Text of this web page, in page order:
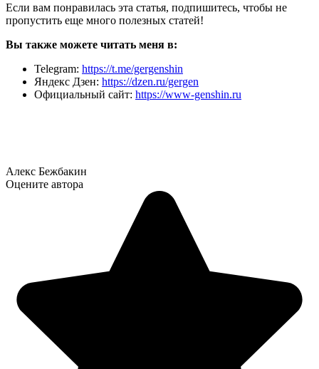
Если вам понравилась эта статья, подпишитесь, чтобы не
пропустить еще много полезных статей!
Вы также можете читать меня в:
Telegram: https://t.me/gergenshin
Яндекс Дзен: https://dzen.ru/gergen
Официальный сайт: https://www-genshin.ru
Алекс Бежбакин
Оцените автора